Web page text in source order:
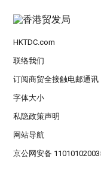
HKTDC.com
联络我们
订阅商贸全接触电邮通讯
字体大小
私隐政策声明
网站导航
京公网安备